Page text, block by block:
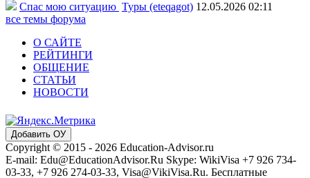
Спас мою ситуацию Туры (eteqagot) 12.05.2026 02:11
все темы форума
О САЙТЕ
РЕЙТИНГИ
ОБЩЕНИЕ
СТАТЬИ
НОВОСТИ
Добавить ОУ
Copyright © 2015 - 2026 Education-Advisor.ru
E-mail: Edu@EducationAdvisor.Ru Skype: WikiVisa +7 926 734-
03-33, +7 926 274-03-33, Visa@VikiVisa.Ru. Бесплатные